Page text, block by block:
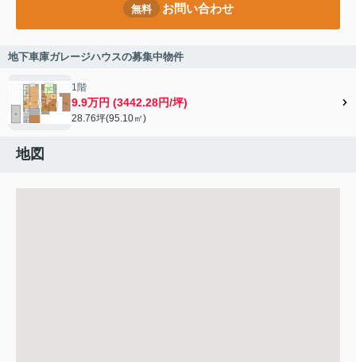
無料 お問い合わせ
地下車庫ガレージハウスの募集中物件
1階
9.9万円 (3442.28円/坪)
28.76坪(95.10㎡)
地図